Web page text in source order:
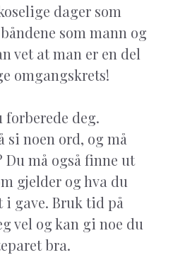
dager som
som mann og
vet at man er en del
omgangskrets!
forberede deg.
si noen ord, og må
må også finne ut
gjelder og hva du
gave. Bruk tid på
vel og kan gi noe du
bra.